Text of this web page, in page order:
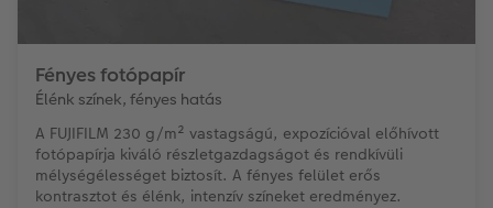
Fényes fotópapír
Élénk színek, fényes hatás
A FUJIFILM 230 g/m² vastagságú, expozícióval előhívott
fotópapírja kiváló részletgazdagságot és rendkívüli
mélységélességet biztosít. A fényes felület erős
kontrasztot és élénk, intenzív színeket eredményez.